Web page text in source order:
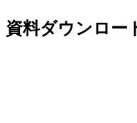
資料ダウンロー